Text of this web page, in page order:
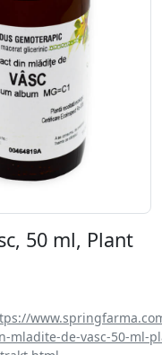
50 ml, Plant
mladite-de-vasc-50-ml-